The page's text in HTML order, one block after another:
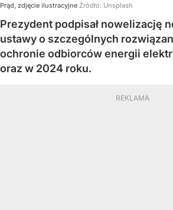
Prąd, zdjęcie ilustracyjne Źródło: Unsplash
Prezydent podpisał nowelizację
ustawy o szczególnych
ochronie odbiorców energii
oraz w 2024 roku.